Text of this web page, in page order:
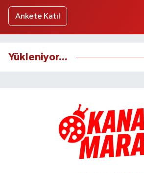
Ankete Katıl
Yükleniyor...